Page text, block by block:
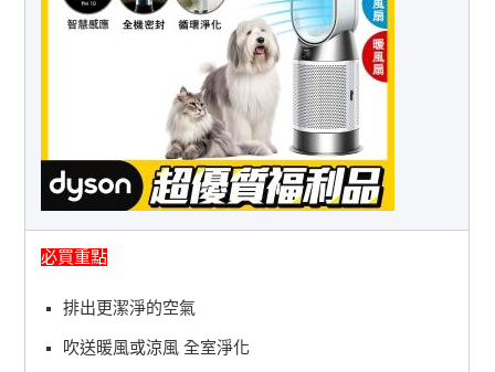
必買重點
排出更潔淨的空氣
吹送暖風或涼風 全室淨化